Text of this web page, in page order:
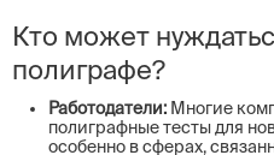
Кто может
полиграфе?
Работодатели: Многие
полиграфные тесты для
особенно в сферах,